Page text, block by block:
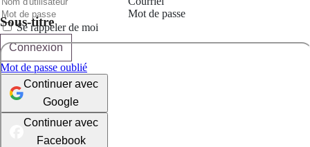
Sous-titre
Mot de passe
Se rappeler de moi
Connexion
Mot de passe oublié
Continuer avec
Google
Continuer avec
Facebook